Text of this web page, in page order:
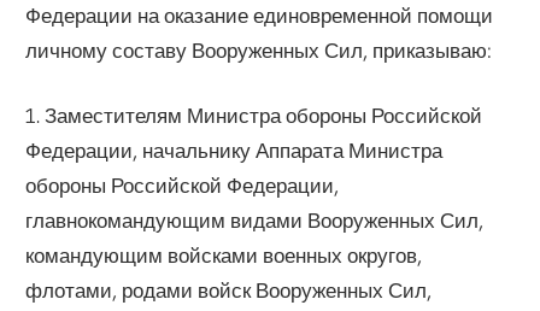
Федерации на оказание единовременной помощи
личному составу Вооруженных Сил, приказываю:
1. Заместителям Министра обороны Российской
Федерации, начальнику Аппарата Министра
обороны Российской Федерации,
главнокомандующим видами Вооруженных Сил,
командующим войсками военных округов,
флотами, родами войск Вооруженных Сил,